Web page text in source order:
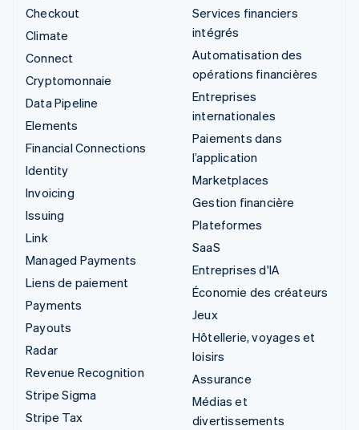
Checkout
Climate
Connect
Cryptomonnaie
Data Pipeline
Elements
Financial Connections
Identity
Invoicing
Issuing
Link
Managed Payments
Liens de paiement
Payments
Payouts
Radar
Revenue Recognition
Stripe Sigma
Stripe Tax
Services financiers
intégrés
Automatisation des
opérations financières
Entreprises
internationales
Paiements dans
l’application
Marketplaces
Gestion financière
Plateformes
SaaS
Entreprises d'IA
Économie des créateurs
Jeux
Hôtellerie, voyages et
loisirs
Assurance
Médias et
divertissements